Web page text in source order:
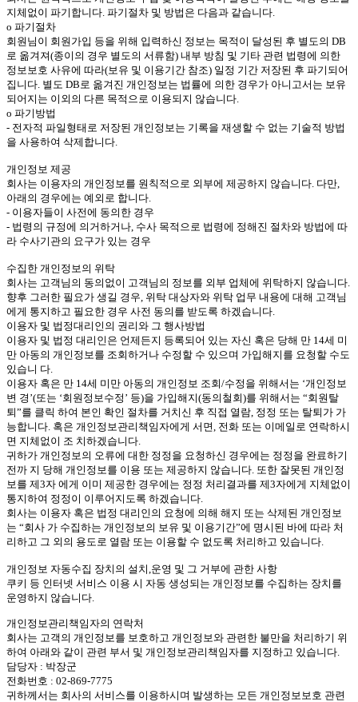
지체없이 파기합니다. 파기절차 및 방법은 다음과 같습니다.
ο 파기절차
회원님이 회원가입 등을 위해 입력하신 정보는 목적이 달성된 후 별도의 DB
로 옮겨져(종이의 경우 별도의 서류함) 내부 방침 및 기타 관련 법령에 의한
정보보호 사유에 따라(보유 및 이용기간 참조) 일정 기간 저장된 후 파기되어
집니다. 별도 DB로 옮겨진 개인정보는 법률에 의한 경우가 아니고서는 보유
되어지는 이외의 다른 목적으로 이용되지 않습니다.
ο 파기방법
- 전자적 파일형태로 저장된 개인정보는 기록을 재생할 수 없는 기술적 방법
을 사용하여 삭제합니다.
개인정보 제공
회사는 이용자의 개인정보를 원칙적으로 외부에 제공하지 않습니다. 다만,
아래의 경우에는 예외로 합니다.
- 이용자들이 사전에 동의한 경우
- 법령의 규정에 의거하거나, 수사 목적으로 법령에 정해진 절차와 방법에 따
라 수사기관의 요구가 있는 경우
수집한 개인정보의 위탁
회사는 고객님의 동의없이 고객님의 정보를 외부 업체에 위탁하지 않습니다.
향후 그러한 필요가 생길 경우, 위탁 대상자와 위탁 업무 내용에 대해 고객님
에게 통지하고 필요한 경우 사전 동의를 받도록 하겠습니다.
이용자 및 법정대리인의 권리와 그 행사방법
이용자 및 법정 대리인은 언제든지 등록되어 있는 자신 혹은 당해 만 14세 미
만 아동의 개인정보를 조회하거나 수정할 수 있으며 가입해지를 요청할 수도
있습니 다.
이용자 혹은 만 14세 미만 아동의 개인정보 조회/수정을 위해서는 ‘개인정보
변 경’(또는 ‘회원정보수정’ 등)을 가입해지(동의철회)를 위해서는 “회원탈
퇴”를 클릭 하여 본인 확인 절차를 거치신 후 직접 열람, 정정 또는 탈퇴가 가
능합니다. 혹은 개인정보관리책임자에게 서면, 전화 또는 이메일로 연락하시
면 지체없이 조 치하겠습니다.
귀하가 개인정보의 오류에 대한 정정을 요청하신 경우에는 정정을 완료하기
전까 지 당해 개인정보를 이용 또는 제공하지 않습니다. 또한 잘못된 개인정
보를 제3자 에게 이미 제공한 경우에는 정정 처리결과를 제3자에게 지체없이
통지하여 정정이 이루어지도록 하겠습니다.
회사는 이용자 혹은 법정 대리인의 요청에 의해 해지 또는 삭제된 개인정보
는 “회사 가 수집하는 개인정보의 보유 및 이용기간”에 명시된 바에 따라 처
리하고 그 외의 용도로 열람 또는 이용할 수 없도록 처리하고 있습니다.
개인정보 자동수집 장치의 설치,운영 및 그 거부에 관한 사항
쿠키 등 인터넷 서비스 이용 시 자동 생성되는 개인정보를 수집하는 장치를
운영하지 않습니다.
개인정보관리책임자의 연락처
회사는 고객의 개인정보를 보호하고 개인정보와 관련한 불만을 처리하기 위
하여 아래와 같이 관련 부서 및 개인정보관리책임자를 지정하고 있습니다.
담당자 : 박장군
전화번호 : 02-869-7775
귀하께서는 회사의 서비스를 이용하시며 발생하는 모든 개인정보보호 관련